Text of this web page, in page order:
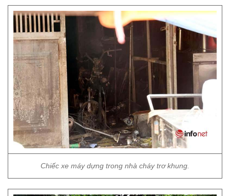
Chiếc xe máy dựng trong nhà cháy trơ khung.